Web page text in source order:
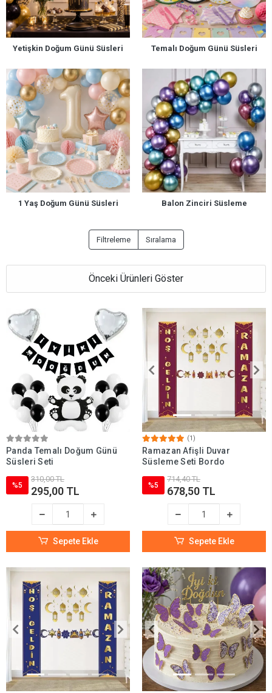
verilen siparişler aynı gün kargoya teslim edilir. Dilerseniz Ataşehir’de
bulunan mağazamızdan da ürünleri yerinde inceleyerek satın alabilirsiniz.
Doğum günü organizasyonunu tamamlamak isteyenler için küçük hatıralar
da önemlidir. Misafirleriniz için hazırlayabileceğiniz
doğum günü
Doğum günü kutlamaları için aradığınız tüm süsleme ürünlerini bu
kategoride bulabilir, konseptinize uygun seçimlerle keyifli ve düzenli bir
parti hazırlayabilirsiniz.
Yetişkin Doğum Günü Süsleri Temalı Doğum Günü Süsleri
1 Yaş Doğum Günü Süsleri Balon Zinciri Süsleme
Filtreleme Sıralama
Önceki Ürünleri Göster
Panda Temalı Doğum Günü
Süsleri Seti
%5
310,00 TL
295,00 TL
Sepete Ekle
(1)
Ramazan Afişli Duvar
Süsleme Seti Bordo
%5
714,40 TL
678,50 TL
Sepete Ekle